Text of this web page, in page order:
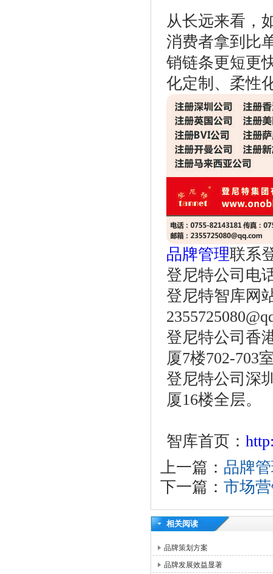
从长远来看，
消费者拿到比
销链条更短更
化定制、柔性
品牌管理联系
登尼特公司电
登尼特智库网
登尼特公司香
厦7楼702-703
登尼特公司深
厦16楼全层。
智库首页：
上一篇： 品牌
下一篇： 市场
相关阅读
品牌策划方案
品牌发展效益显著